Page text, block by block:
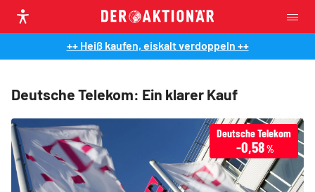
++ Heiß kaufen, eiskalt verdoppeln ++
Deutsche Telekom: Ein klarer Kauf
Deutsche Telekom
-0,58%